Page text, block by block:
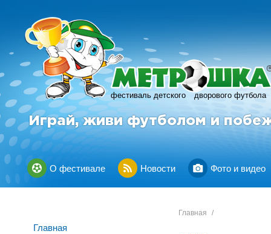
фестиваль детского дворового футбола
R
Играй, живи футболом и
О фестивале Новости Фото и видео
Главная
Главная /